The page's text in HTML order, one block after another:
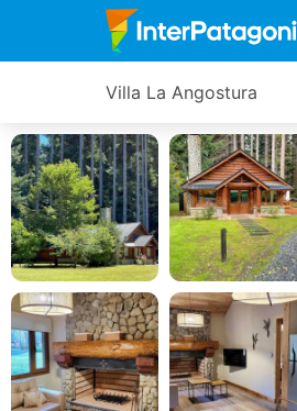
Villa La Angostura